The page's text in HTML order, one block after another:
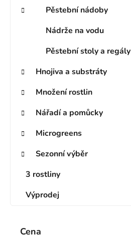
Pěstební nádoby
Nádrže na vodu
Pěstební stoly a regály
Hnojiva a substráty
Množení rostlin
Nářadí a pomůcky
Microgreens
Sezonní výběr
3 rostliny
Výprodej
Cena